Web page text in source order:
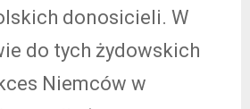
donosicieli. W
do tych żydowskich
Niemców w